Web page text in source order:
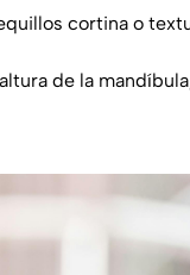
cortina o
de la